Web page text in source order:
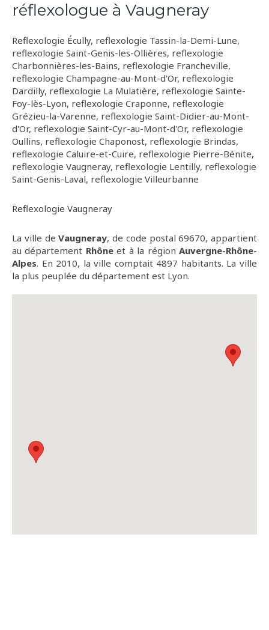
réflexologue à Vaugneray
Reflexologie Écully, reflexologie Tassin-la-Demi-Lune,
reflexologie Saint-Genis-les-Ollières, reflexologie
Charbonnières-les-Bains, reflexologie Francheville,
reflexologie Champagne-au-Mont-d'Or, reflexologie
Dardilly, reflexologie La Mulatière, reflexologie Sainte-
Foy-lès-Lyon, reflexologie Craponne, reflexologie
Grézieu-la-Varenne, reflexologie Saint-Didier-au-Mont-
d'Or, reflexologie Saint-Cyr-au-Mont-d'Or, reflexologie
Oullins, reflexologie Chaponost, reflexologie Brindas,
reflexologie Caluire-et-Cuire, reflexologie Pierre-Bénite,
reflexologie Vaugneray, reflexologie Lentilly, reflexologie
Saint-Genis-Laval, reflexologie Villeurbanne
Reflexologie Vaugneray
La ville deVaugneray, de code postal 69670, appartient
au département Rhôneet à la régionAuvergne-Rhône-
Alpes. En 2010, la ville comptait 4897 habitants. La ville
la plus peuplée du département est Lyon.